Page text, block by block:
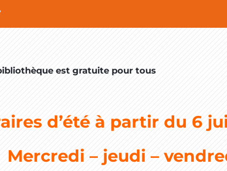
est gratuite pour tous
d’été à partir du 6
Mercredi – jeudi –